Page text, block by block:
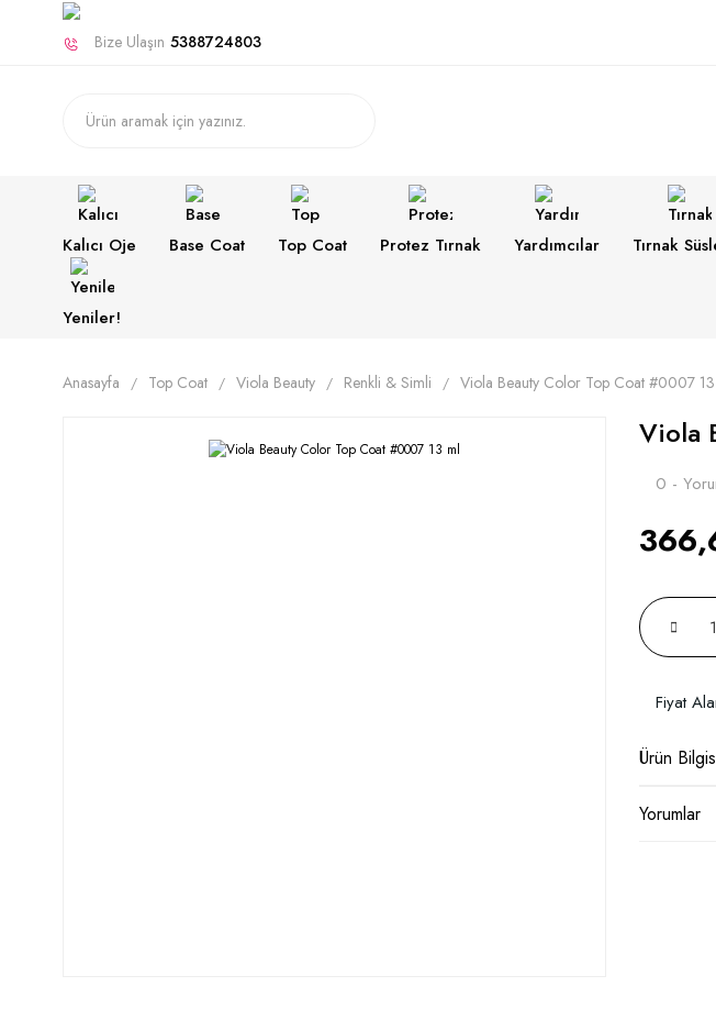
Bize Ulaşın 5388724803
Kalıcı Oje Base Coat Top Coat Protez Tırnak Yardımcılar Tırnak
Yeniler!
Anasayfa Top Coat Viola Beauty Renkli & Simli Viola Beauty Color Top Coat #0007
Viola
0 -
Fiyat
Ürün
Yorumlar